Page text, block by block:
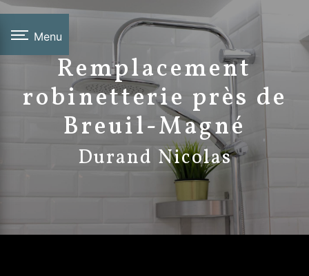
Menu
Remplacement
robinetterie près de
Breuil-Magné
Durand Nicolas
Panneau de gestion des cookies